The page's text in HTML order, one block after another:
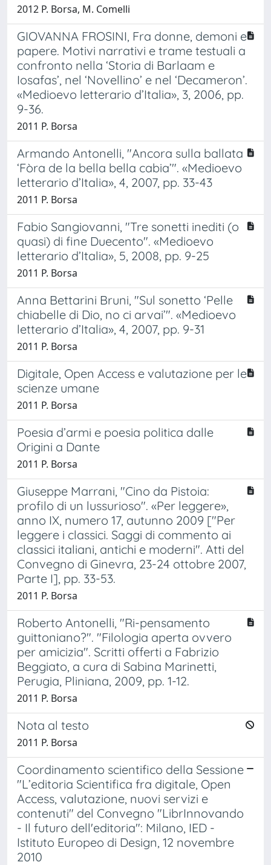
2012 P. Borsa, M. Comelli
GIOVANNA FROSINI, Fra donne, demoni e
papere. Motivi narrativi e trame testuali a
confronto nella ‘Storia di Barlaam e
Iosafas’, nel ‘Novellino’ e nel ‘Decameron’.
«Medioevo letterario d’Italia», 3, 2006, pp.
9-36.
2011 P. Borsa
Armando Antonelli, "Ancora sulla ballata
‘Fòra de la bella bella cabia’". «Medioevo
letterario d’Italia», 4, 2007, pp. 33-43
2011 P. Borsa
Fabio Sangiovanni, "Tre sonetti inediti (o
quasi) di fine Duecento". «Medioevo
letterario d’Italia», 5, 2008, pp. 9-25
2011 P. Borsa
Anna Bettarini Bruni, "Sul sonetto ‘Pelle
chiabelle di Dio, no ci arvai’". «Medioevo
letterario d’Italia», 4, 2007, pp. 9-31
2011 P. Borsa
Digitale, Open Access e valutazione per le
scienze umane
2011 P. Borsa
Poesia d’armi e poesia politica dalle
Origini a Dante
2011 P. Borsa
Giuseppe Marrani, "Cino da Pistoia:
profilo di un lussurioso". «Per leggere»,
anno IX, numero 17, autunno 2009 ["Per
leggere i classici. Saggi di commento ai
classici italiani, antichi e moderni". Atti del
Convegno di Ginevra, 23-24 ottobre 2007,
Parte I], pp. 33-53.
2011 P. Borsa
Roberto Antonelli, "Ri-pensamento
guittoniano?". "Filologia aperta ovvero
per amicizia". Scritti offerti a Fabrizio
Beggiato, a cura di Sabina Marinetti,
Perugia, Pliniana, 2009, pp. 1-12.
2011 P. Borsa
Nota al testo
2011 P. Borsa
Coordinamento scientifico della Sessione
"L’editoria Scientifica fra digitale, Open
Access, valutazione, nuovi servizi e
contenuti" del Convegno "LibrInnovando
- Il futuro dell'editoria": Milano, IED -
Istituto Europeo di Design, 12 novembre
2010